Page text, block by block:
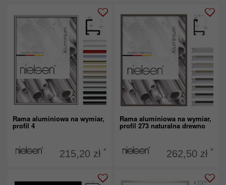
Rama aluminiowa na wymiar,
profil 4
215,20 zł *
Rama aluminiowa na wymiar,
profil 273 naturalna drewno
262,50 zł *